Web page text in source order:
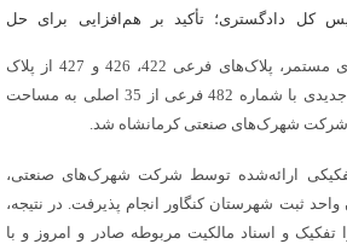
کل دادگستری؛ تأکید بر هم‌افزایی برای حل
در پی این جلسه و پیگیری‌های مستمر، پلاک‌های فرعی 422، 426 و 427 از پلاک
اصلی 35 تجمیع شده و پلاک جدیدی با شماره 482 فرعی از 35 اصلی به مساحت
ارائه‌شده توسط شرکت شهرک‌های صنعتی،
ثبت شهرستان کنگاور انجام پذیرفت. در نتیجه،
9 قطعه مجزا تفکیک و اسناد مالکیت مربوطه صادر و امروز و با